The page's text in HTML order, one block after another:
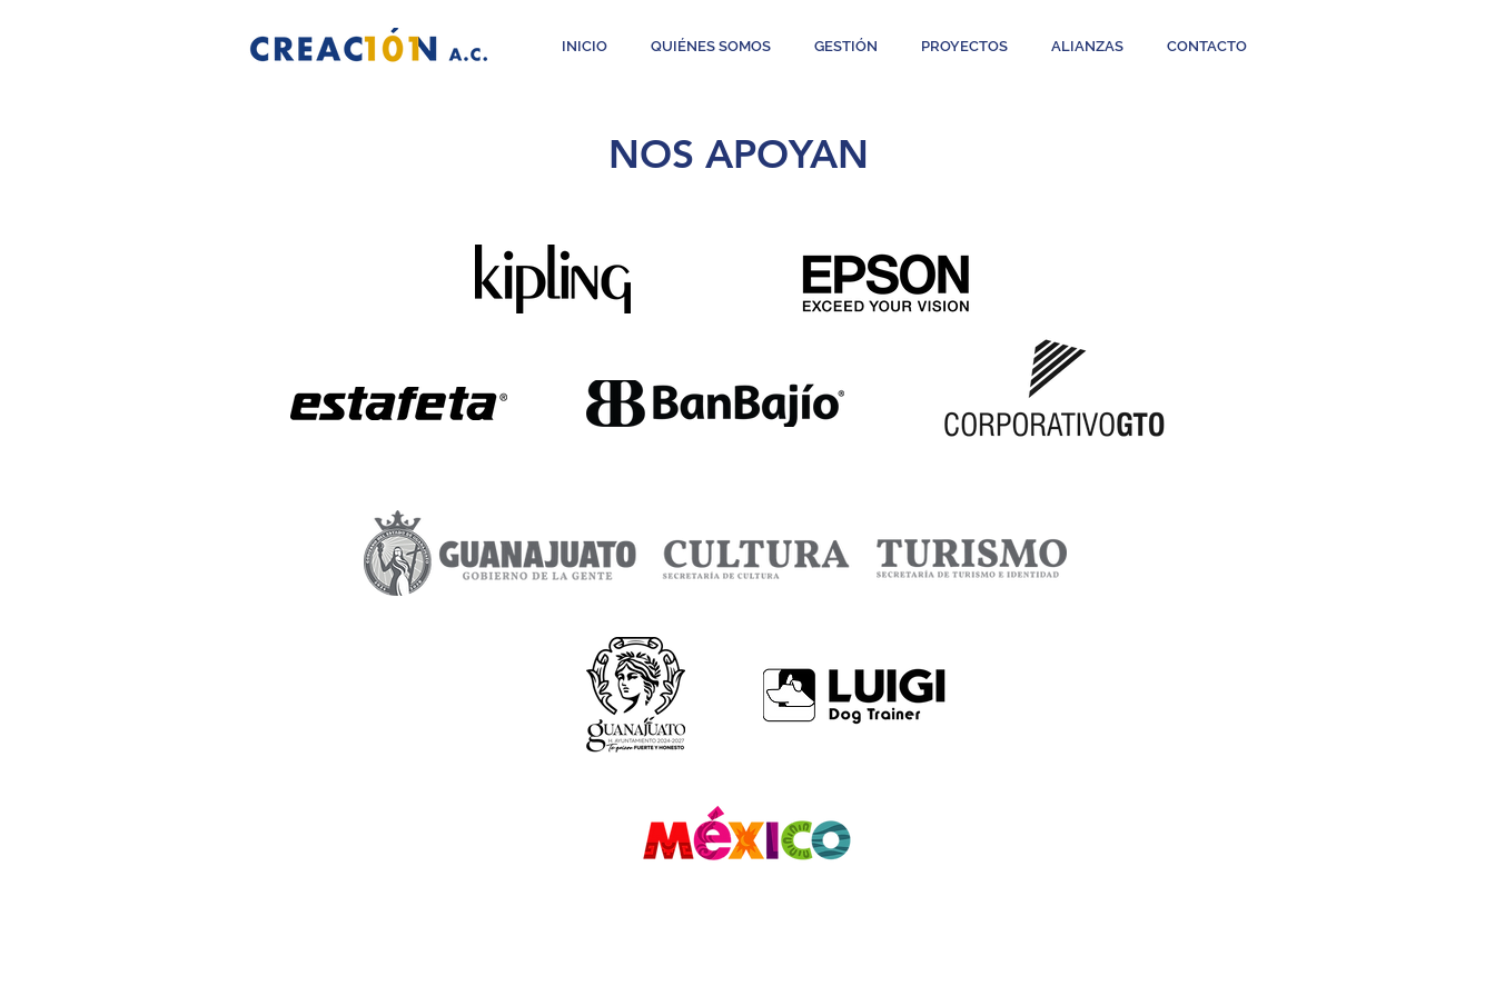
INICIO QUIÉNES SOMOS GESTIÓN PROYECTOS ALIANZAS CONTACTO
NOS APOYAN